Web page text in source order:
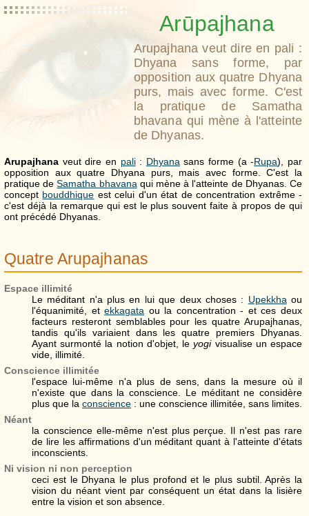
Arūpajhana
Arupajhana veut dire en pali :
Dhyana sans forme, par
opposition aux quatre Dhyana
purs, mais avec forme. C'est
la pratique de Samatha
bhavana qui mène à l'atteinte
de Dhyanas.
Arupajhana veut dire en pali: Dhyana sans forme (a -Rupa), par
opposition aux quatre Dhyana purs, mais avec forme. C'est la
pratique deSamatha bhavana qui mène à l'atteinte de Dhyanas. Ce
concept bouddhique est celui d'un état de concentration extrême -
c'est déjà la remarque qui est le plus souvent faite à propos de qui
ont précédé Dhyanas.
Quatre Arupajhanas
Espace illimité
Le méditant n'a plus en lui que deux choses : Upekkha ou
l'équanimité, etekkagata ou la concentration - et ces deux
facteurs resteront semblables pour les quatre Arupajhanas,
tandis qu'ils variaient dans les quatre premiers Dhyanas.
Ayant surmonté la notion d'objet, leyogivisualise un espace
vide, illimité.
Conscience illimitée
l'espace lui-même n'a plus de sens, dans la mesure où il
n'existe que dans la conscience. Le méditant ne considère
plus que la conscience : une conscience illimitée, sans limites.
Néant
la conscience elle-même n'est plus perçue. Il n'est pas rare
de lire les affirmations d'un méditant quant à l'atteinte d'états
inconscients.
Ni vision ni non perception
ceci est le Dhyana le plus profond et le plus subtil. Après la
vision du néant vient par conséquent un état dans la lisière
entre la vision et son absence.